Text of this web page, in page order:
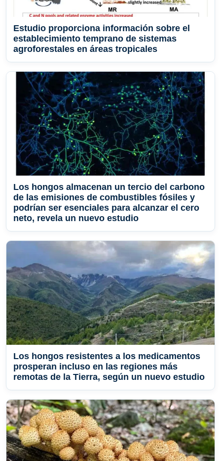
Estudio proporciona información sobre el
establecimiento temprano de sistemas
agroforestales en áreas tropicales
Los hongos almacenan un tercio del carbono
de las emisiones de combustibles fósiles y
podrían ser esenciales para alcanzar el cero
neto, revela un nuevo estudio
Los hongos resistentes a los medicamentos
prosperan incluso en las regiones más
remotas de la Tierra, según un nuevo estudio